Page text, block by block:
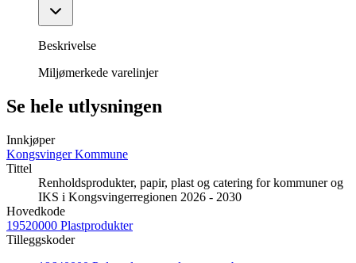
Beskrivelse
Miljømerkede varelinjer
Se hele utlysningen
Innkjøper
Kongsvinger Kommune
Tittel
Renholdsprodukter, papir, plast og catering for kommuner og
IKS i Kongsvingerregionen 2026 - 2030
Hovedkode
19520000 Plastprodukter
Tilleggskoder